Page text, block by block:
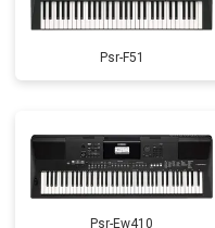
Psr-F51
Psr-Ew410